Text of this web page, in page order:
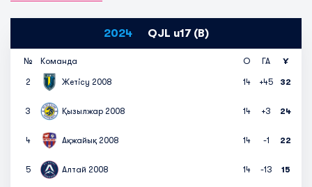
2024 QJL u17 (B)
№ Команда О ГА Ұ
2 Жетісу 2008 14 +45 32
3 Қызылжар 2008 14 +3 24
4 Ақжайық 2008 14 -1 22
5 Алтай 2008 14 -13 15